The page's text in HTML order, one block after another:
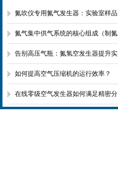
氮吹仪专用氮气发生器：实验室样品
前处理的“绿色心脏”
氮气集中供气系统的核心组成（制氮
+储气+调压+分配）详解
告别高压气瓶：氮氢空发生器提升实
验室安全性与便利性
如何提高空气压缩机的运行效率？
在线零级空气发生器如何满足精密分